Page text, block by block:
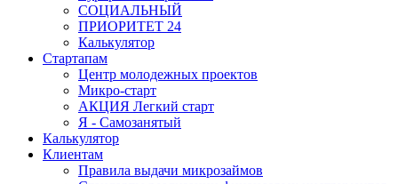
СОЦИАЛЬНЫЙ
ПРИОРИТЕТ 24
Калькулятор
Стартапам
Центр молодежных проектов
Микро-старт
АКЦИЯ Легкий старт
Я - Самозанятый
Калькулятор
Клиентам
Правила выдачи микрозаймов